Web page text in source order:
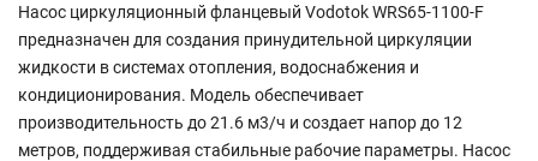
Насос циркуляционный фланцевый Vodotok WRS65-1100-F
предназначен для создания принудительной циркуляции
жидкости в системах отопления, водоснабжения и
кондиционирования. Модель обеспечивает
производительность до 21.6 м3/ч и создает напор до 12
метров, поддерживая стабильные рабочие параметры. Насос